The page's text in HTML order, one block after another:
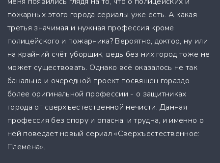
пожарных этого города сериалы уже есть. А какая
третья значимая и нужная профессия кроме
полицейского и пожарника? Вероятно, доктор, ну или
на крайний счёт уборщик, ведь без них город тоже не
может существовать. Однако всё оказалось не так
банально и очередной проект посвящён гораздо
более оригинальной профессии - о защитниках
города от сверхъестественной нечисти. Данная
профессия без спору и опасна, и трудна, и именно о
ней поведает новый сериал «Сверхъестественное:
Племена».